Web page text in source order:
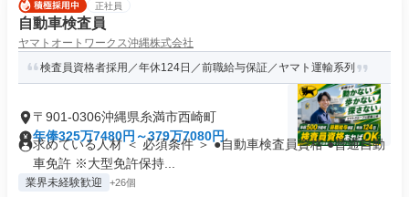
正社員
自動車検査員
ヤマトオートワークス沖縄株式会社
検査員資格者採用／年休124日／前職給与保証／ヤマト運輸系列
〒901-0306沖縄県糸満市西崎町
年俸325万7480円～379万7080円
求めている人材 ＜ 必須条件 ＞ ●自動車検査員資格 ●普通自動
車免許 ※大型免許保持...
業界未経験歓迎 +26個